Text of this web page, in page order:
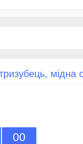
мідна
00